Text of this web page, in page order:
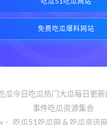
吃瓜51吃瓜网站
免费吃瓜爆料网站
瓜今日吃瓜热门大瓜每日更新
事件吃瓜资源集合
-
吃瓜51吃瓜网 & 吃瓜资讯